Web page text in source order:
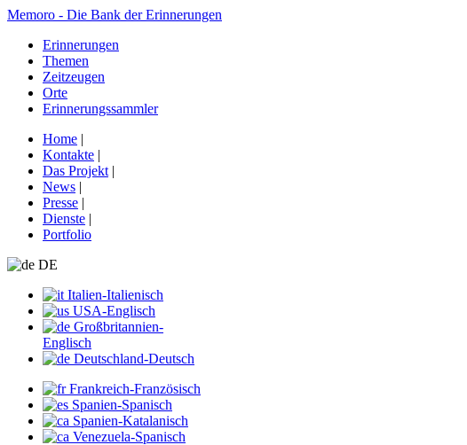
Memoro - Die Bank der Erinnerungen
Erinnerungen
Themen
Zeitzeugen
Orte
Erinnerungssammler
Home |
Kontakte |
Das Projekt |
News |
Presse |
Dienste |
Portfolio
DE
Italien-Italienisch
USA-Englisch
Großbritannien-
Englisch
Deutschland-Deutsch
Frankreich-Französisch
Spanien-Spanisch
Spanien-Katalanisch
Venezuela-Spanisch